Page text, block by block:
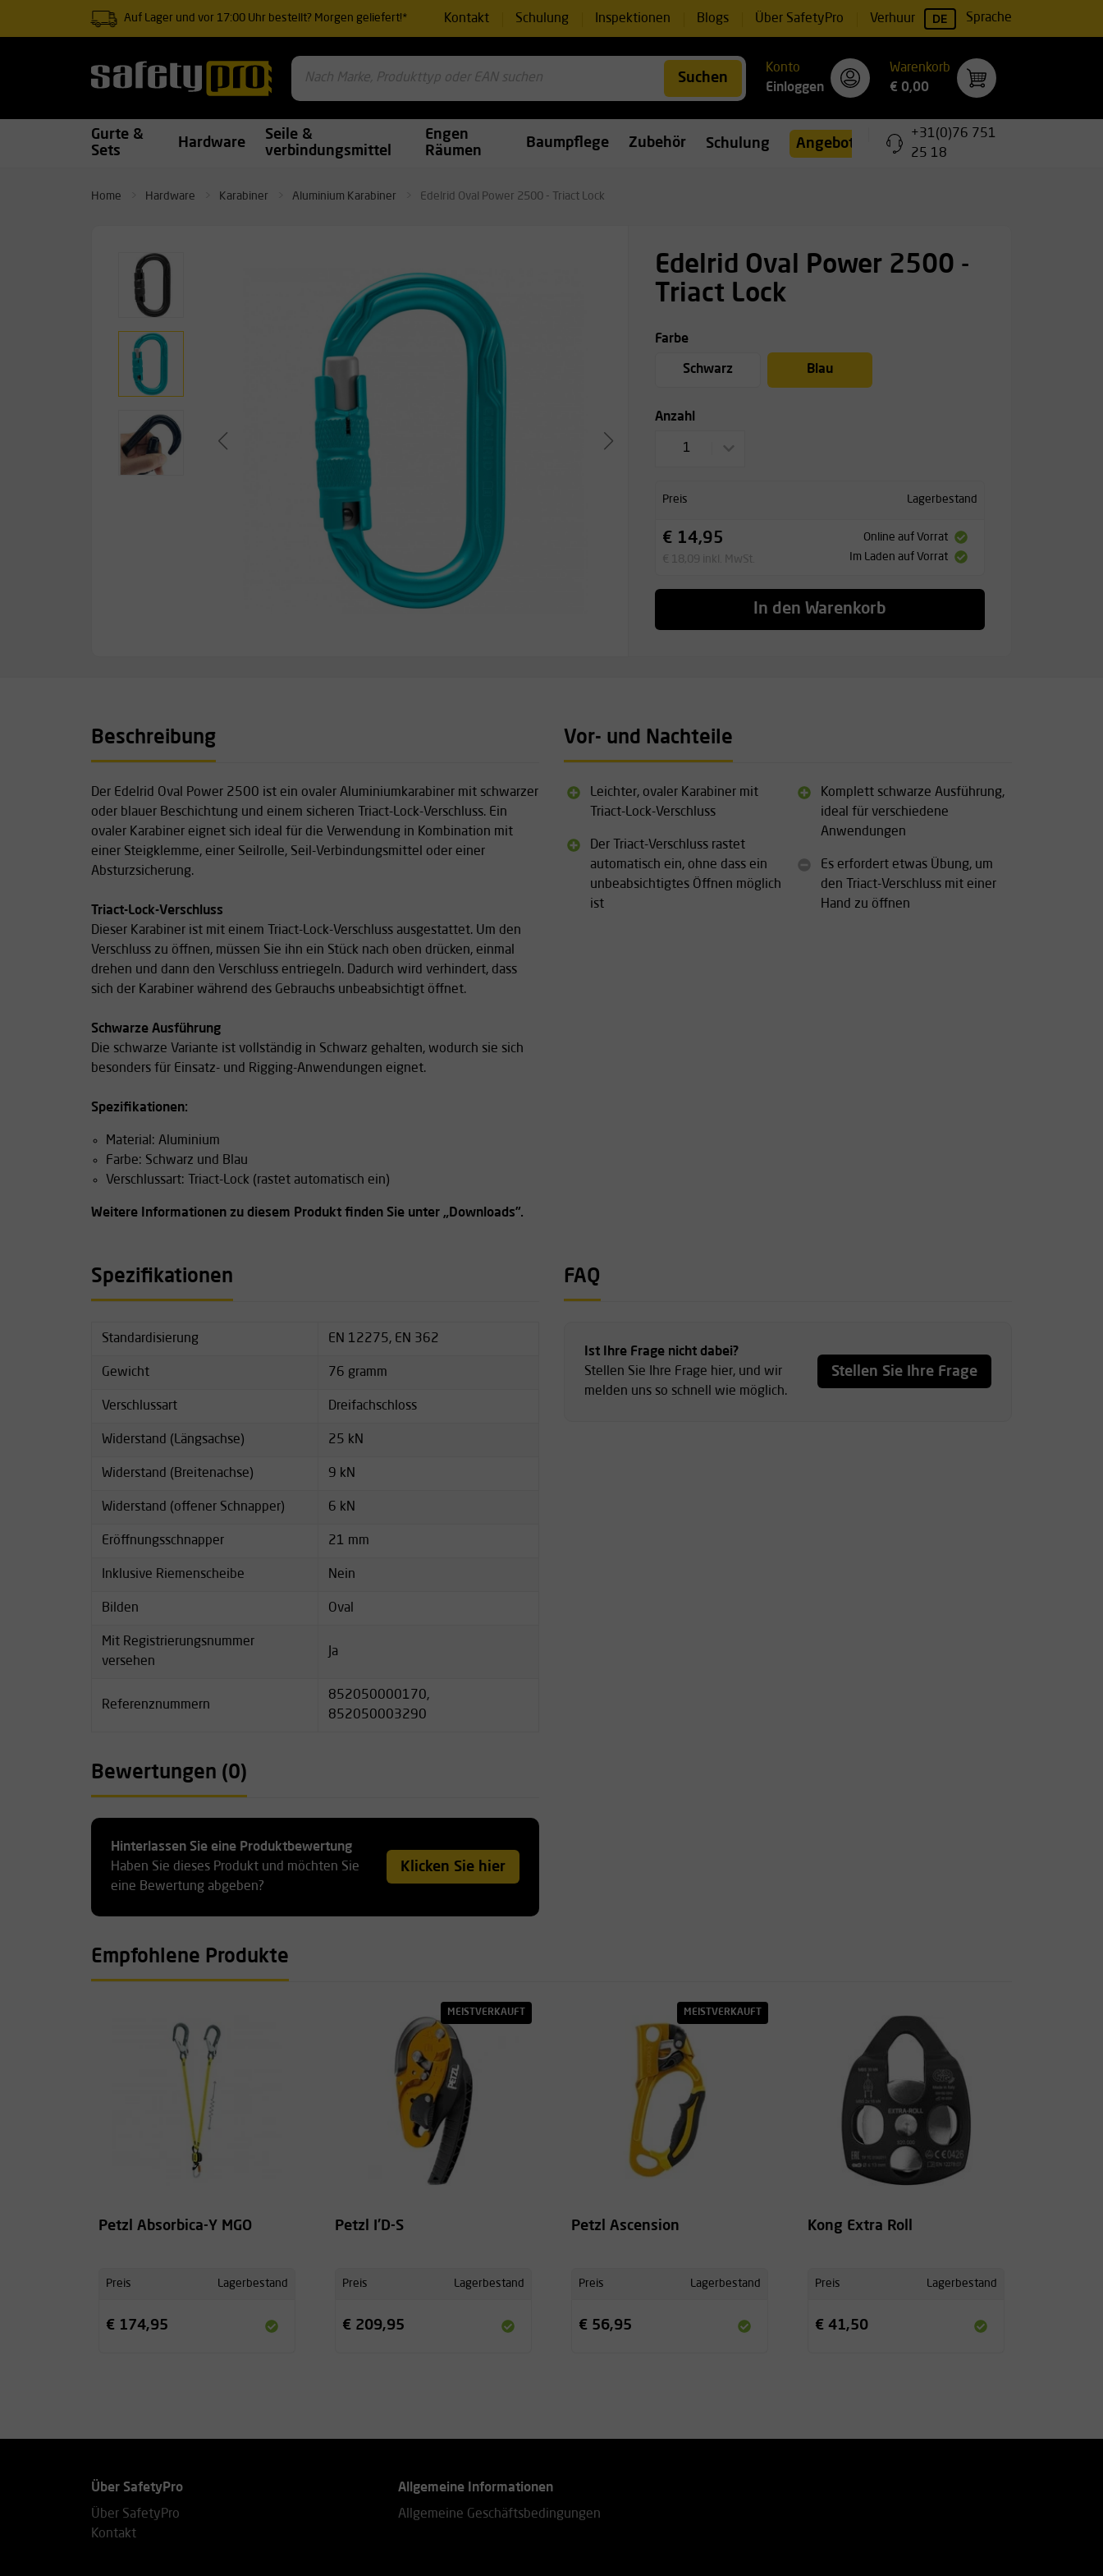
Auf Lager und vor 17:00 Uhr bestellt? Morgen geliefert!* Kontakt Schulung Inspektionen Blogs Über SafetyPro Verhuur DE Sprache
Suchen
Konto
Einloggen
Warenkorb
€ 0,00
Gurte &
Sets
Hardware
Seile &
verbindungsmittel
Engen
Räumen
Baumpflege Zubehör Schulungen Angebote
+31(0)76 751
25 18
Home Hardware Karabiner Aluminium Karabiner Edelrid Oval Power 2500 - Triact Lock
Edelrid Oval Power 2500 -
Triact Lock
Farbe
Schwarz Blau
Anzahl
1
Preis Lagerbestand
€ 14,95
€ 18,09 inkl. MwSt.
Online auf Vorrat
Im Laden auf Vorrat
In den Warenkorb
Beschreibung
Der Edelrid Oval Power 2500 ist ein ovaler Aluminiumkarabiner mit schwarzer
oder blauer Beschichtung und einem sicheren Triact-Lock-Verschluss. Ein
ovaler Karabiner eignet sich ideal für die Verwendung in Kombination mit
einer Steigklemme, einer Seilrolle, Seil-Verbindungsmittel oder einer
Absturzsicherung.
Triact-Lock-Verschluss
Dieser Karabiner ist mit einem Triact-Lock-Verschluss ausgestattet. Um den
Verschluss zu öffnen, müssen Sie ihn ein Stück nach oben drücken, einmal
drehen und dann den Verschluss entriegeln. Dadurch wird verhindert, dass
sich der Karabiner während des Gebrauchs unbeabsichtigt öffnet.
Schwarze Ausführung
Die schwarze Variante ist vollständig in Schwarz gehalten, wodurch sie sich
besonders für Einsatz- und Rigging-Anwendungen eignet.
Spezifikationen:
Material: Aluminium
Farbe: Schwarz und Blau
Verschlussart: Triact-Lock (rastet automatisch ein)
Weitere Informationen zu diesem Produkt finden Sie unter „Downloads”.
Vor- und Nachteile
Leichter, ovaler Karabiner mit
Triact-Lock-Verschluss
Der Triact-Verschluss rastet
automatisch ein, ohne dass ein
unbeabsichtigtes Öffnen möglich
ist
Komplett schwarze Ausführung,
ideal für verschiedene
Anwendungen
Es erfordert etwas Übung, um
den Triact-Verschluss mit einer
Hand zu öffnen
Spezifikationen
Standardisierung EN 12275, EN 362
Gewicht 76 gramm
Verschlussart Dreifachschloss
Widerstand (Längsachse) 25 kN
Widerstand (Breitenachse) 9 kN
Widerstand (offener Schnapper) 6 kN
Eröffnungsschnapper 21 mm
Inklusive Riemenscheibe Nein
Bilden Oval
Mit Registrierungsnummer
versehen
Ja
Referenznummern
852050000170,
852050003290
FAQ
Ist Ihre Frage nicht dabei?
Stellen Sie Ihre Frage hier, und wir
melden uns so schnell wie möglich.
Stellen Sie Ihre Frage
Bewertungen (0)
Hinterlassen Sie eine Produktbewertung
Haben Sie dieses Produkt und möchten Sie
eine Bewertung abgeben?
Klicken Sie hier
Empfohlene Produkte
Petzl Absorbica-Y MGO
Preis Lagerbestand
€ 174,95
MEISTVERKAUFT
Petzl I'D-S
Preis Lagerbestand
€ 209,95
MEISTVERKAUFT
Petzl Ascension
Preis Lagerbestand
€ 56,95
Kong Extra Roll
Preis Lagerbestand
€ 41,50
Über SafetyPro
Über SafetyPro
Kontakt
Allgemeine Informationen
Allgemeine Geschäftsbedingungen